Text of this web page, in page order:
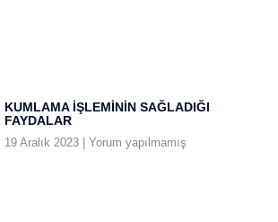
KUMLAMA İŞLEMININ SAĞLADIĞI
FAYDALAR
19 Aralık 2023 Yorum yapılmamış